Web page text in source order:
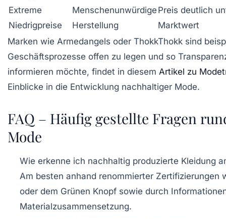
Extreme
Niedrigpreise
Menschenunwürdige
Herstellung
Preis deutlich
Marktwert
Marken wie Armedangels oder ThokkThokk sind
Geschäftsprozesse offen zu legen und so
informieren möchte, findet in diesem Artikel zu
Einblicke in die Entwicklung nachhaltiger Mode.
FAQ – Häufig gestellte Fragen
Mode
Wie erkenne ich nachhaltig produzierte Kleidung
Am besten anhand renommierter Zertifizierungen
oder dem Grünen Knopf sowie durch
Materialzusammensetzung.